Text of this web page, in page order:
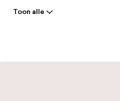
Toon alle